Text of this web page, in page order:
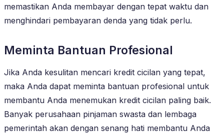
memastikan Anda membayar dengan tepat waktu dan
menghindari pembayaran denda yang tidak perlu.
Meminta Bantuan Profesional
Jika Anda kesulitan mencari kredit cicilan yang tepat,
maka Anda dapat meminta bantuan profesional untuk
membantu Anda menemukan kredit cicilan paling baik.
Banyak perusahaan pinjaman swasta dan lembaga
pemerintah akan dengan senang hati membantu Anda